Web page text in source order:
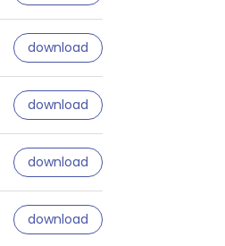
download
download
download
download